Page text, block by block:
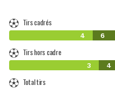
Tirs cadrés
4 6
Tirs hors cadre
3 4
Total tirs